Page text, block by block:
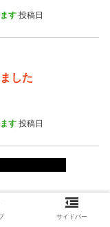
す 投稿日
した
す 投稿日
す サイドバー